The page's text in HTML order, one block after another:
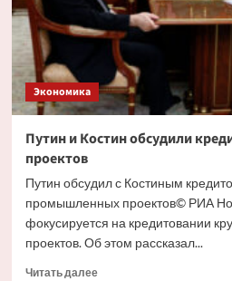
на
ближайшем
заседании
Экономика
Путин и Костин обсудили
проектов
Путин обсудил с Костиным
промышленных проектов© РИА
фокусируется на кредитовании
проектов. Об этом рассказал...
Читать далееПрочитать